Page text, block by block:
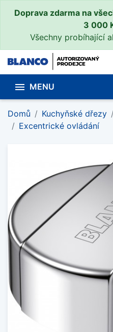
Doprava zdarma na
3 000
Všechny probíhající
 MENU
Domů Kuchyňské dřezy
Excentrické ovládání